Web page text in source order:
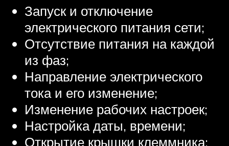
Запуск и отключение
электрического питания сети;
Отсутствие питания на каждой
из фаз;
Направление электрического
тока и его изменение;
Изменение рабочих настроек;
Настройка даты, времени;
Открытие крышки клеммника;